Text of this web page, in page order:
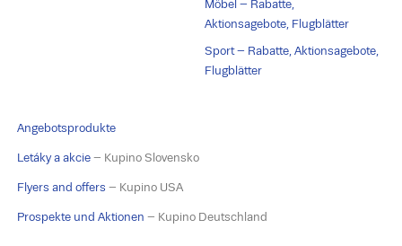
Möbel – Rabatte,
Aktionsagebote, Flugblätter
Sport – Rabatte, Aktionsagebote,
Flugblätter
Angebotsprodukte
Letáky a akcie – Kupino Slovensko
Flyers and offers – Kupino USA
Prospekte und Aktionen – Kupino Deutschland